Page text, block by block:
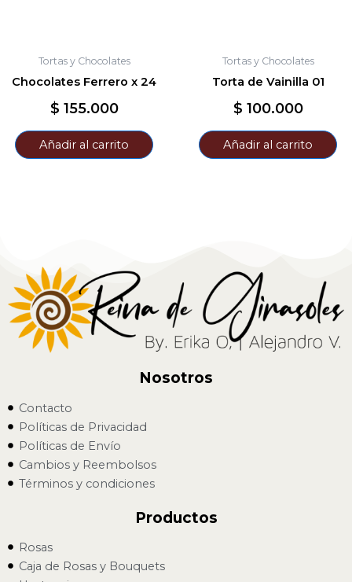
Tortas y Chocolates
Chocolates Ferrero x 24
$ 155.000
Añadir al carrito
Tortas y Chocolates
Torta de Vainilla 01
$ 100.000
Añadir al carrito
Nosotros
Contacto
Políticas de Privacidad
Políticas de Envío
Cambios y Reembolsos
Términos y condiciones
Productos
Rosas
Caja de Rosas y Bouquets